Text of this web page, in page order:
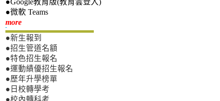
●Google教育版(教育雲登入)
●微軟 Teams
more新生專區
●新生報到
●招生管道名額
●特色招生報名
●運動績優招生報名
●歷年升學榜單
●日校轉學考
●校內轉科考